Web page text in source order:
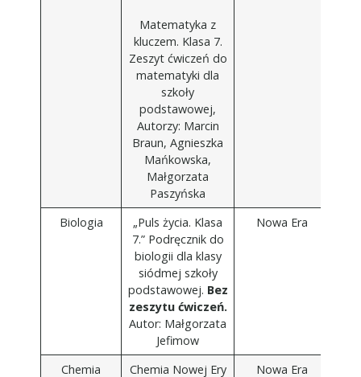
Matematyka z
kluczem. Klasa 7.
Zeszyt ćwiczeń do
matematyki dla
szkoły
podstawowej,
Autorzy: Marcin
Braun, Agnieszka
Mańkowska,
Małgorzata
Paszyńska
Biologia
„Puls życia. Klasa
7.” Podręcznik do
biologii dla klasy
siódmej szkoły
podstawowej. Bez
zeszytu ćwiczeń.
Autor: Małgorzata
Jefimow
Nowa Era
Chemia
Chemia Nowej Ery
Nowa Era